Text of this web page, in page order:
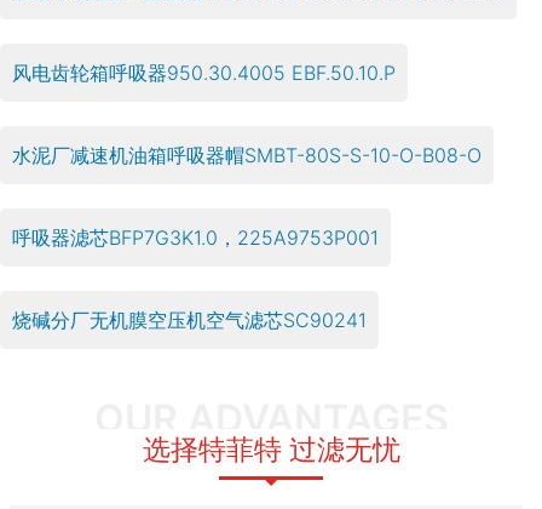
风电齿轮箱呼吸器950.30.4005 EBF.50.10.P
水泥厂减速机油箱呼吸器帽SMBT-80S-S-10-O-B08-O
呼吸器滤芯BFP7G3K1.0，225A9753P001
烧碱分厂无机膜空压机空气滤芯SC90241
选择特菲特 过滤无忧